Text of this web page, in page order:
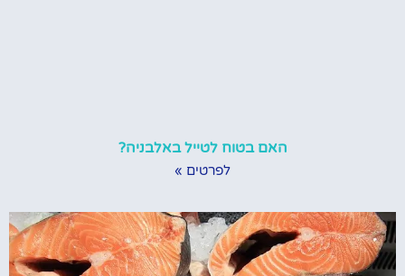
האם בטוח לטייל באלבניה?
לפרטים »